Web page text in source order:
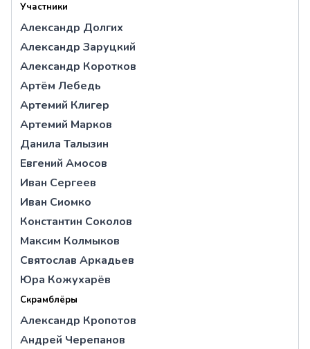
Участники
Александр Долгих
Александр Заруцкий
Александр Коротков
Артём Лебедь
Артемий Клигер
Артемий Марков
Данила Талызин
Евгений Амосов
Иван Сергеев
Иван Сиомко
Константин Соколов
Максим Колмыков
Святослав Аркадьев
Юра Кожухарёв
Скрамблёры
Александр Кропотов
Андрей Черепанов